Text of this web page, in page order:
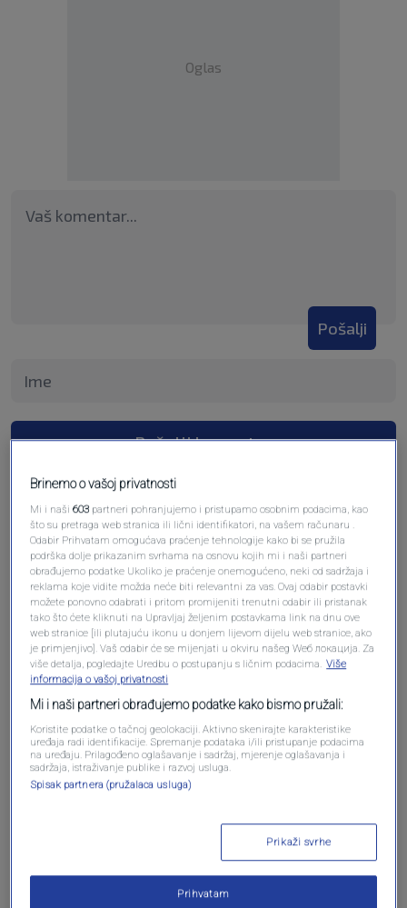
Oglas
Pošalji
Pošalji komentar
Oglas
Brinemo o vašoj privatnosti
Mi i naši603 partneri pohranjujemo i pristupamo osobnim podacima, kao
što su pretraga web stranica ili lični identifikatori, na vašem računaru .
Odabir Prihvatam omogućava praćenje tehnologije kako bi se pružila
podrška dolje prikazanim svrhama na osnovu kojih mi i naši partneri
obrađujemo podatke Ukoliko je praćenje onemogućeno, neki od sadržaja i
reklama koje vidite možda neće biti relevantni za vas. Ovaj odabir postavki
možete ponovno odabrati i pritom promijeniti trenutni odabir ili pristanak
tako što ćete kliknuti na Upravljaj željenim postavkama link na dnu ove
web stranice [ili plutajuću ikonu u donjem lijevom dijelu web stranice, ako
je primjenjivo]. Vaš odabir će se mijenjati u okviru našeg Wеб локација. Za
više detalja, pogledajte Uredbu o postupanju s ličnim podacima. Više
informacija o vašoj privatnosti
Mi i naši partneri obrađujemo podatke kako bismo pružali:
Koristite podatke o tačnoj geolokaciji. Aktivno skenirajte karakteristike
uređaja radi identifikacije. Spremanje podataka i/ili pristupanje podacima
na uređaju. Prilagođeno oglašavanje i sadržaj, mjerenje oglašavanja i
sadržaja, istraživanje publike i razvoj usluga.
Spisak partnera (pružalaca usluga)
Prikaži svrhe
Prihvatam